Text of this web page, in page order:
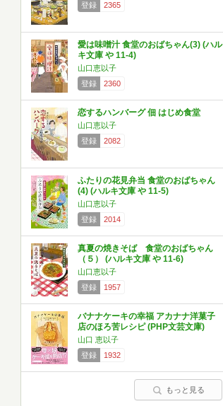
登録
2365
愛は味噌汁 食堂のおばちゃん(3) (ハル
キ文庫 や 11-4)
山口恵以子
登録
2360
恋するハンバーグ 佃 はじめ食堂
山口恵以子
登録
2082
ふたりの花見弁当 食堂のおばちゃん
(4) (ハルキ文庫 や 11-5)
山口恵以子
登録
2014
真夏の焼きそば 食堂のおばちゃん
（５） (ハルキ文庫 や 11-6)
山口恵以子
登録
1957
バナナケーキの幸福 アカナナ洋菓子
店のほろ苦レシピ (PHP文芸文庫)
山口 恵以子
登録
1932
もっと見る